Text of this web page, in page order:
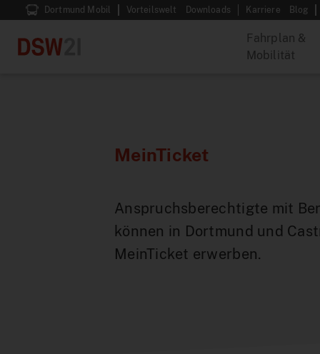
Fahrplan &
Mobilität
Dortmund Mobil Vorteilswelt Downloads Karriere Blog
MeinTicket
Anspruchsberechtigte mit
können in Dortmund und
MeinTicket erwerben.